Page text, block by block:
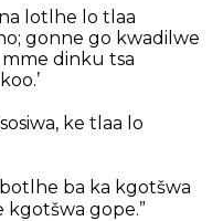
lotlhe lo tlaa
gonne go kwadilwe
mme dinku tsa
ke tlaa lo
ba ka kgotšwa
kgotšwa gope.”